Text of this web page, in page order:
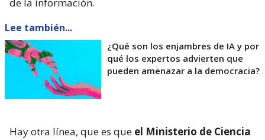
de la información.
Lee también...
¿Qué son los enjambres de IA y por
qué los expertos advierten que
pueden amenazar a la democracia?
Hay otra línea, que es que el Ministerio de Ciencia